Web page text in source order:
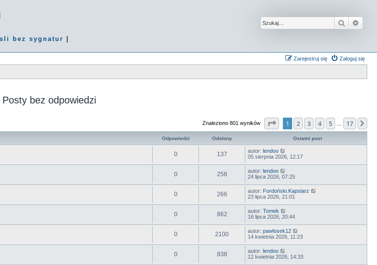
bez sygnatur
Szukaj
Zaloguj się
Zarejestruj się
Posty bez odpowiedzi
Znaleziono 801 wyników Strona1 17
1 2 3 4 5 17
Odpowiedzi Odsłony Ostatni post
0 137 autor: lendoo
05 sierpnia 2026, 12:17
0 258 autor: lendoo
24 lipca 2026, 07:25
0 266 autor: Fordoński.Kapslarz
23 lipca 2026, 21:01
0 862 autor: Tomek
16 lipca 2026, 20:44
0 2100 autor: pawlosek12
14 kwietnia 2026, 11:23
0 838 autor: lendoo
12 kwietnia 2026, 14:33